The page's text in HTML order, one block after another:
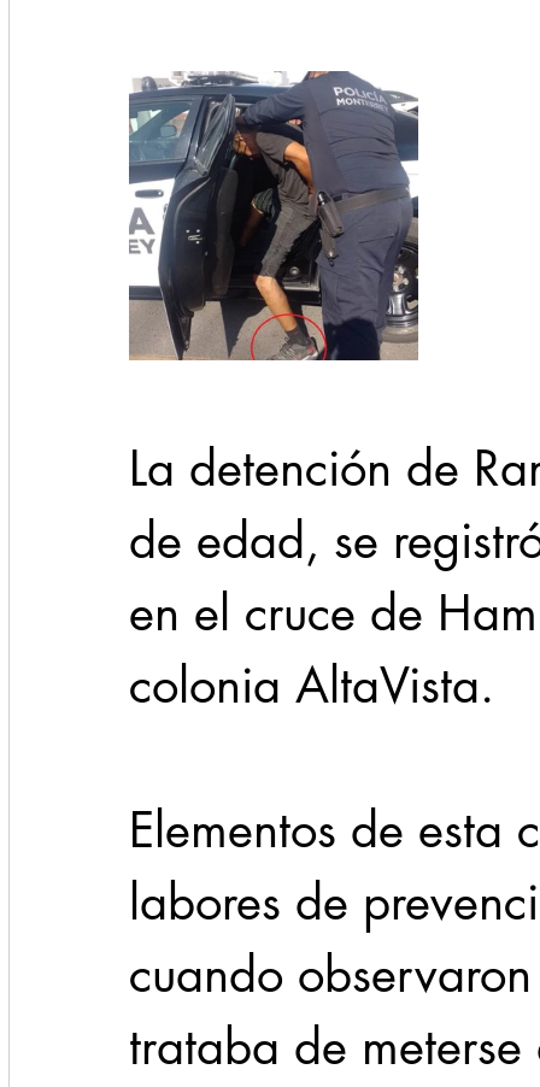
La detención de
de edad, se
en el cruce de
colonia AltaVista.
Elementos de
labores de
cuando
trataba de